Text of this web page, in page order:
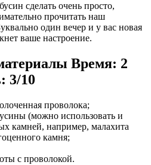
сделать очень просто,
прочитать наш
один вечер и у вас новая
ваше настроение.
Время: 2
3/10
проволока;
(можно использовать и
камней, например, малахита
камня;
с проволокой.